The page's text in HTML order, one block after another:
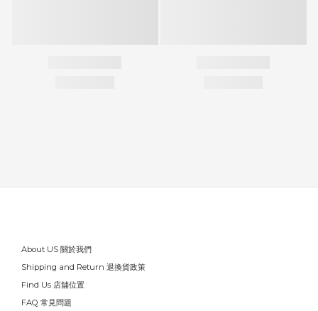
About US 關於我們
Shipping and Return 退換貨政策
Find Us 店舖位置
FAQ 常見問題